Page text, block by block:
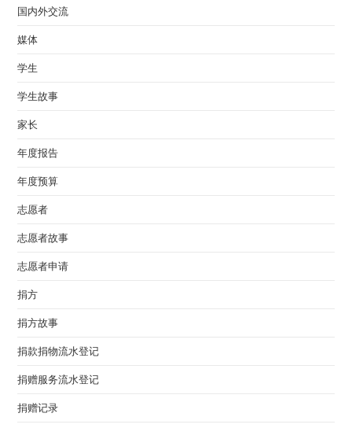
国内外交流
媒体
学生
学生故事
家长
年度报告
年度预算
志愿者
志愿者故事
志愿者申请
捐方
捐方故事
捐款捐物流水登记
捐赠服务流水登记
捐赠记录